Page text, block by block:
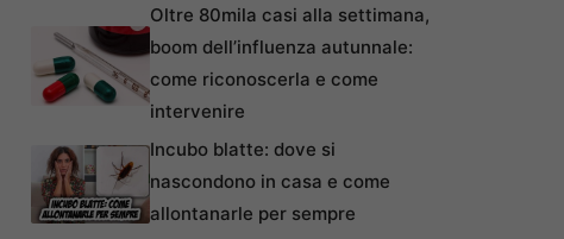
Oltre 80mila casi alla settimana,
boom dell’influenza autunnale:
come riconoscerla e come
intervenire
Incubo blatte: dove si
nascondono in casa e come
allontanarle per sempre